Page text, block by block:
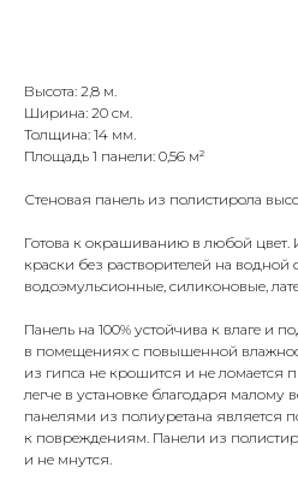
Высота: 2,8 м.
Ширина: 20 см.
Толщина: 14 мм.
Площадь 1 панели: 0,56 м²
Стеновая панель из полистирола
Готова к окрашиванию в любой цвет.
краски без растворителей на
водоэмульсионные, силиконовые,
Панель на 100% устойчива к влаге и
в помещениях с повышенной
из гипса не крошится и не ломается
легче в установке благодаря малому
панелями из полиуретана является
к повреждениям. Панели из
и не мнутся.